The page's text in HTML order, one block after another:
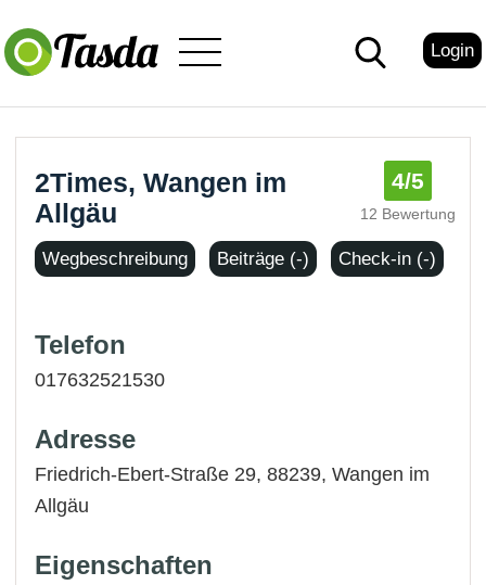
Login
2Times, Wangen im
Allgäu
4/5
12 Bewertung
Wegbeschreibung Beiträge (-) Check-in (-)
Telefon
017632521530
Adresse
Friedrich-Ebert-Straße 29, 88239,Wangen im
Allgäu
Eigenschaften